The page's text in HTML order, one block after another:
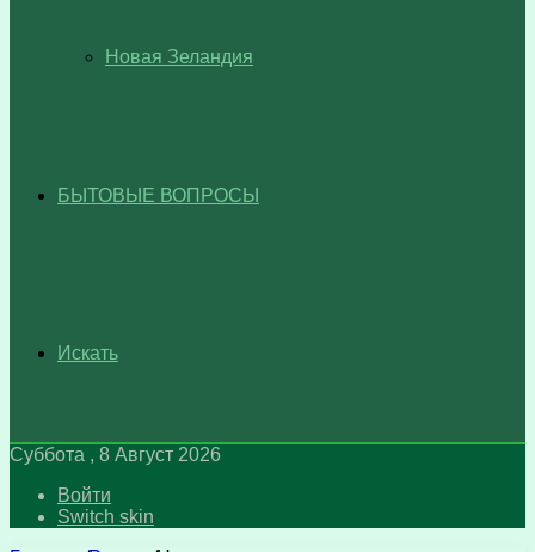
Новая Зеландия
БЫТОВЫЕ ВОПРОСЫ
Искать
Суббота , 8 Август 2026
Войти
Switch skin